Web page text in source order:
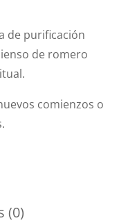
de purificación
de romero
comienzos o
(0)